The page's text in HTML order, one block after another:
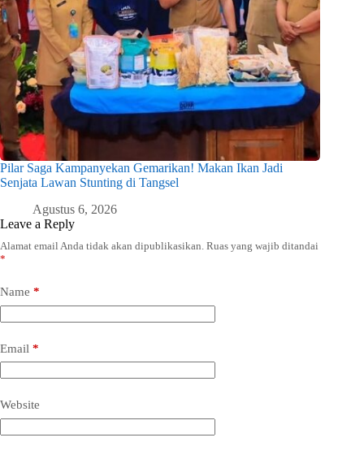
Pilar Saga Kampanyekan Gemarikan! Makan Ikan Jadi
Senjata Lawan Stunting di Tangsel
Agustus 6, 2026
Leave a Reply
Alamat email Anda tidak akan dipublikasikan. Ruas yang wajib ditandai
*
Name *
Email *
Website